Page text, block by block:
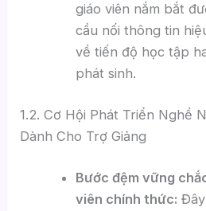
giáo viên nắm bắt
cầu nối thông tin
về tiến độ học tập
phát sinh.
1.2. Cơ Hội Phát Triển Nghề
Dành Cho Trợ Giảng
Bước đệm vững
viên chính thức: